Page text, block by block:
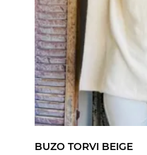
BUZO TORVI BEIGE